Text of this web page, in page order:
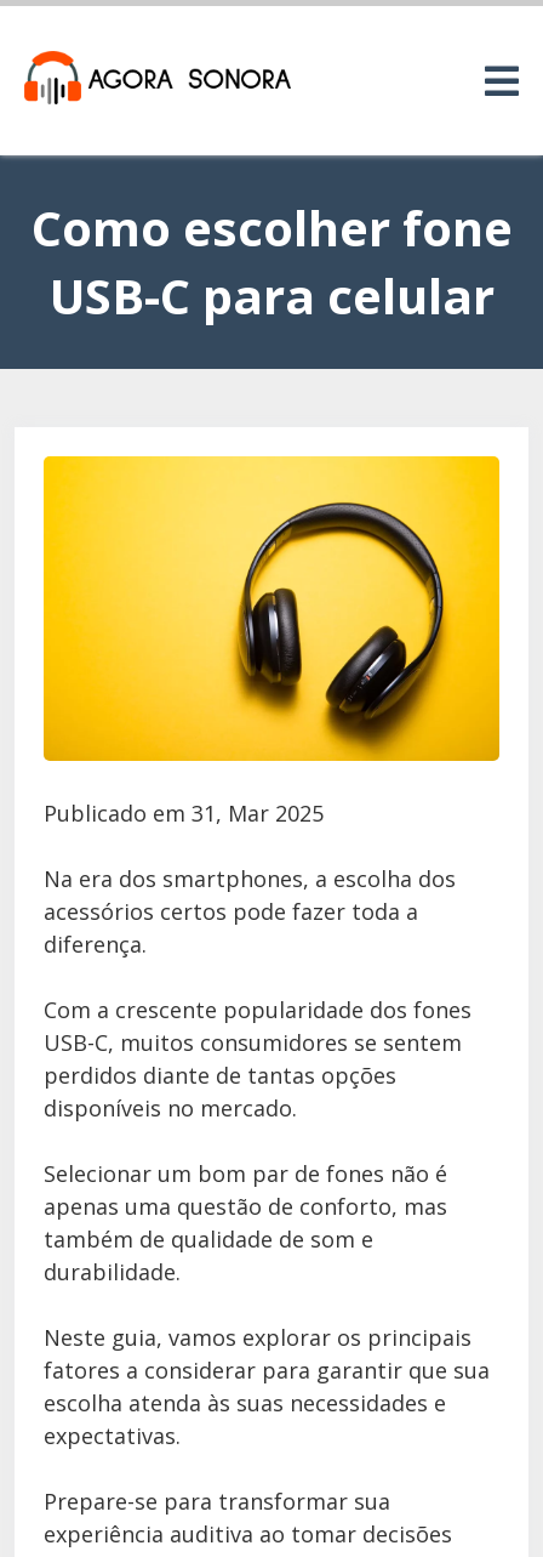
Como escolher fone
USB-C para celular
Publicado em 31, Mar 2025
Na era dos smartphones, a escolha dos
acessórios certos pode fazer toda a
diferença.
Com a crescente popularidade dos fones
USB-C, muitos consumidores se sentem
perdidos diante de tantas opções
disponíveis no mercado.
Selecionar um bom par de fones não é
apenas uma questão de conforto, mas
também de qualidade de som e
durabilidade.
Neste guia, vamos explorar os principais
fatores a considerar para garantir que sua
escolha atenda às suas necessidades e
expectativas.
Prepare-se para transformar sua
experiência auditiva ao tomar decisões